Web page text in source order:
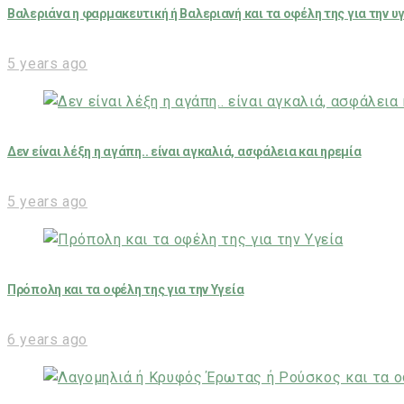
Βαλεριάνα η φαρμακευτική ή Βαλεριανή και τα οφέλη της για την
5 years ago
Δεν είναι λέξη η αγάπη.. είναι αγκαλιά, ασφάλεια και ηρεμία
5 years ago
Πρόπολη και τα οφέλη της για την Υγεία
6 years ago